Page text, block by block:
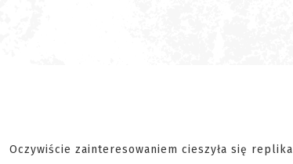
Oczywiście zainteresowaniem cieszyła się replika